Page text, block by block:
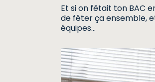
Et si on fêtait ton BAC
de fêter ça ensemble,
équipes…